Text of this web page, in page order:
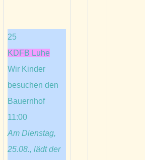
25
KDFB Luhe
Wir Kinder
besuchen den
Bauernhof
11:00
Am Dienstag,
25.08., lädt der